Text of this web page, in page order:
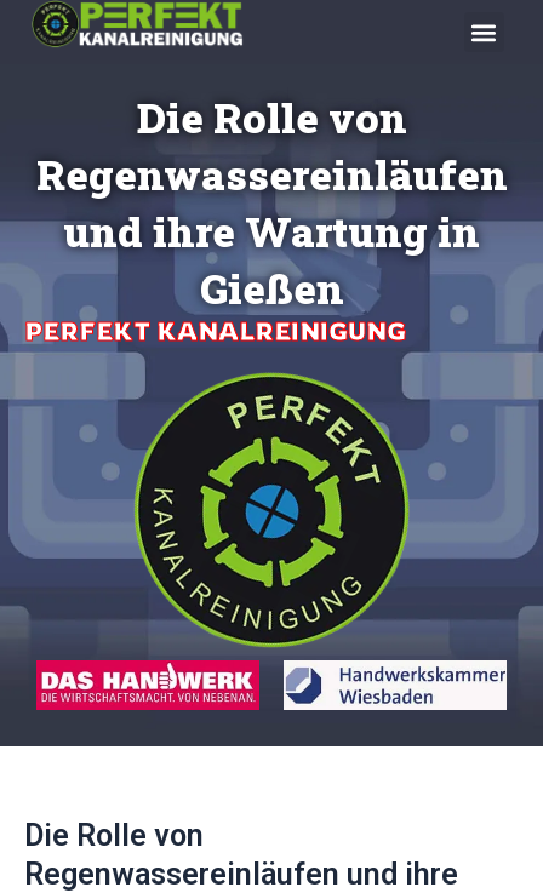
Skip
Die Rolle von
Regenwassereinläufen
und ihre Wartung in
Gießen
PERFEKT KANALREINIGUNG
Die Rolle von
Regenwassereinläufen und ihre